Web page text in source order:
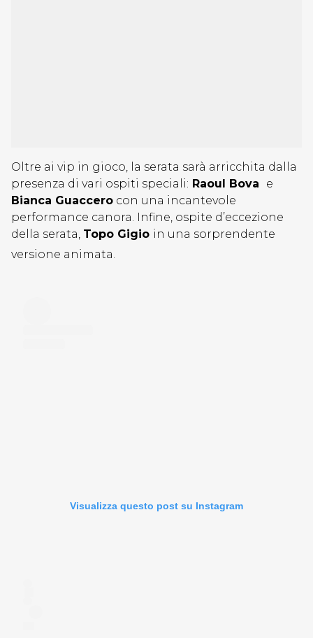
Oltre ai vip in gioco, la serata sarà arricchita dalla
presenza di vari ospiti speciali: Raoul Bova e
Bianca Guaccero con una incantevole
performance canora. Infine, ospite d’eccezione
della serata, Topo Gigio in una sorprendente
versione animata.
Visualizza questo post su Instagram